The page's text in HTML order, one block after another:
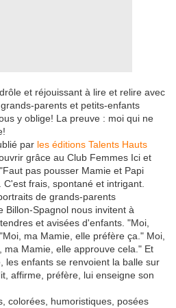
et réjouissant à lire et relire avec
parents et petits-enfants
y oblige! La preuve : moi qui ne
par les éditions Talents Hauts
grâce au Club Femmes Ici et
pas pousser Mamie et Papi
frais, spontané et intrigant.
de grands-parents
Billon-Spagnol nous invitent à
et avisées d'enfants. "Moi,
ma Mamie, elle préfère ça." Moi,
ma Mamie, elle approuve cela." Et
les enfants se renvoient la balle sur
affirme, préfère, lui enseigne son
colorées, humoristiques, posées